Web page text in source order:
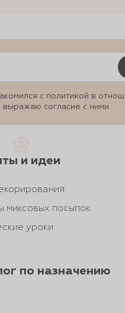
с политикой в
согласие с ними
и идеи
миксовых посыпок
уроки
по назначению